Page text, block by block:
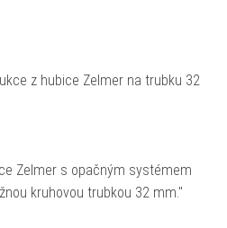
z hubice Zelmer na trubku 32
Zelmer s opačným systémem
kruhovou trubkou 32 mm."